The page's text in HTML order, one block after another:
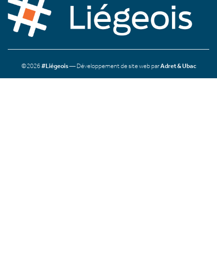
©2026#Liégeois— Développement de site web parAdret & Ubac